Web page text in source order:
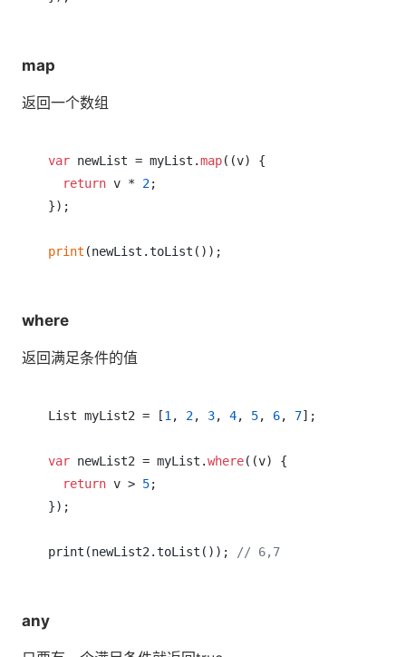
map
返回一个数组
var newList = myList.map((v) {
return v * 2;
});
print
where
返回满足条件的值
List myList2 = [1 , 2, 3, 4, 5, 6, 7];
var newList2 = myList.where((v) {
return v > 5;
});
print(newList2.toList()); // 6,7
any